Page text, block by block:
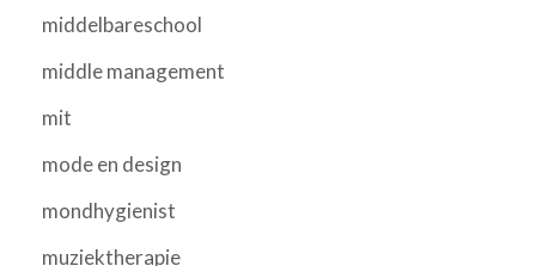
middelbareschool
middle management
mit
mode en design
mondhygienist
muziektherapie